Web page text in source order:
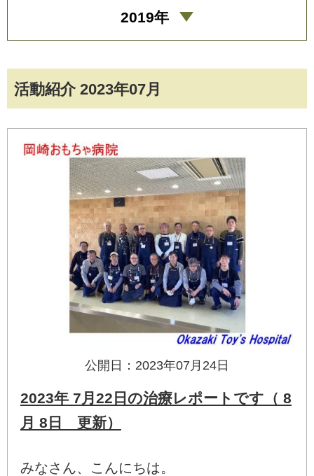
活動紹介 2023年07月
公開日：2023年07月24日
2023年 7月22日の治療レポートです（ 8
月 8日 更新）
みなさん、こんにちは。
2019年